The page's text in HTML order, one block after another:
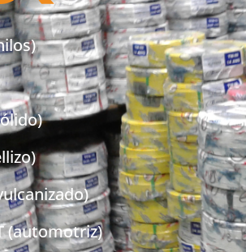
(automotriz)